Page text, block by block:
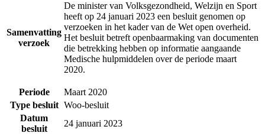
Samenvatting
verzoek
De minister van Volksgezondheid, Welzijn en Sport
heeft op 24 januari 2023 een besluit genomen op
verzoeken in het kader van de Wet open overheid.
Het besluit betreft openbaarmaking van documenten
die betrekking hebben op informatie aangaande
Medische hulpmiddelen over de periode maart
2020.
Periode
Maart 2020
Type besluit Woo-besluit
Datum
besluit
24 januari 2023